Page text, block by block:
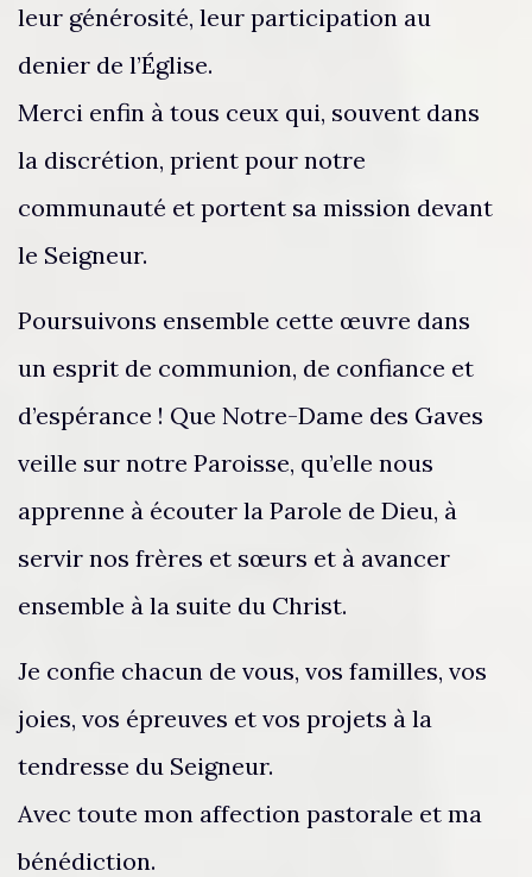
leur générosité, leur participation au
denier de l’Église.
Merci enfin à tous ceux qui, souvent dans
la discrétion, prient pour notre
communauté et portent sa mission devant
le Seigneur.
Poursuivons ensemble cette œuvre dans
un esprit de communion, de confiance et
d’espérance ! Que Notre-Dame des Gaves
veille sur notre Paroisse, qu’elle nous
apprenne à écouter la Parole de Dieu, à
servir nos frères et sœurs et à avancer
ensemble à la suite du Christ.
Je confie chacun de vous, vos familles, vos
joies, vos épreuves et vos projets à la
tendresse du Seigneur.
Avec toute mon affection pastorale et ma
bénédiction.